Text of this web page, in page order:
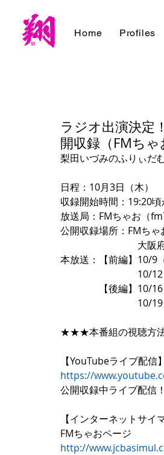
Home Profiles
ラジオ出演決
開収録（FMちゃ
梨田いづみのふりぃだ
日程：10月3日（木）
収録開始時間：19:20
放送局：FMちゃお（
公開収録場所：FMちゃ
大阪府八尾市光
本放送：【前編】10/9
10/12（土）
【後編】10/16（
10/19（土）
★★★本番組の視聴
【YouTubeライブ配信】
https://
公開収録中ライブ配信！
【インターネットサイ
FMちゃおページ
http://